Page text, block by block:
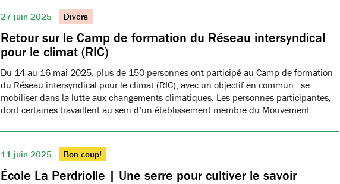
27 juin 2025 Divers
Retour sur le Camp de formation du Réseau intersyndical
pour le climat (RIC)
Du 14 au 16 mai 2025, plus de 150 personnes ont participé au Camp de formation
du Réseau intersyndical pour le climat (RIC), avec un objectif en commun : se
mobiliser dans la lutte aux changements climatiques. Les personnes participantes,
dont certaines travaillent au sein d’un établissement membre du Mouvement…
11 juin 2025 Bon coup!
École La Perdriolle | Une serre pour cultiver le savoir